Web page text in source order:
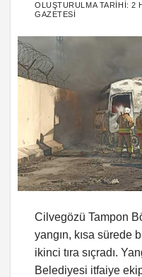
OLUŞTURULMA TARIHI:2
GAZETESI
Cilvegözü Tampon
yangın, kısa sürede
ikinci tıra sıçradı.
Belediyesi itfaiye